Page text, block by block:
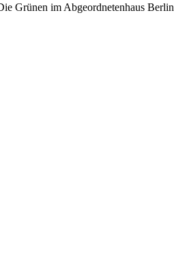
Grünen im Abgeordnetenhaus Berlin